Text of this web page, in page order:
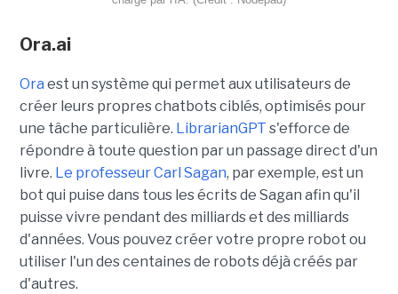
Ora.ai
Ora est un système qui permet aux utilisateurs de
créer leurs propres chatbots ciblés, optimisés pour
une tâche particulière. LibrarianGPT s'efforce de
répondre à toute question par un passage direct d'un
livre. Le professeur Carl Sagan, par exemple, est un
bot qui puise dans tous les écrits de Sagan afin qu'il
puisse vivre pendant des milliards et des milliards
d'années. Vous pouvez créer votre propre robot ou
utiliser l'un des centaines de robots déjà créés par
d'autres.